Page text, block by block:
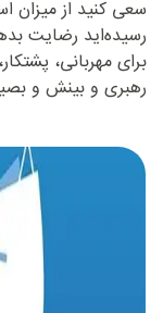
سعی کنید از میزان
رسیده‌اید رضایت
برای مهربانی،
رهبری و بینش و